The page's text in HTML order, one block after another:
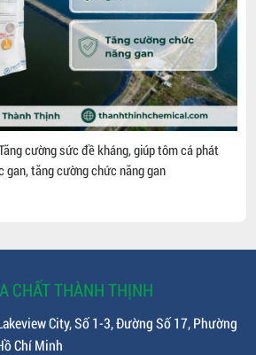
cường sức đề kháng, giúp tôm cá phát
gan, tăng cường chức năng gan
CHẤT THÀNH THỊNH
City, Số 1-3, Đường Số 17, Phường
Chí Minh